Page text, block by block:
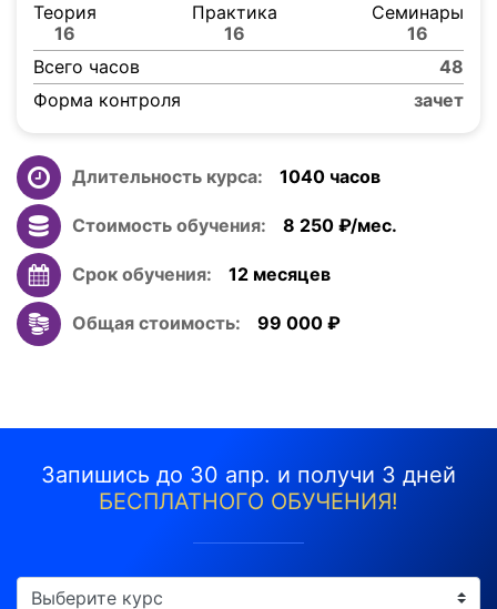
Теория
16
Практика
16
Семинары
16
Всего часов
48
Форма контроля
зачет
F Длительность курса: 1040 часов
C Стоимость обучения: 8 250
E Срок обучения: 12 месяцев
D Общая стоимость: 99 000
Запишись до 30 апр. и получи 3 дней
БЕСПЛАТНОГО ОБУЧЕНИЯ!